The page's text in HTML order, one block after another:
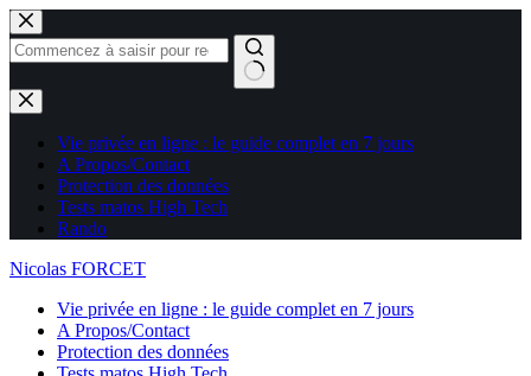
Aucun
résultat
Vie privée en ligne : le guide complet en 7 jours
A Propos/Contact
Protection des données
Tests matos High Tech
Rando
Nicolas FORCET
Vie privée en ligne : le guide complet en 7 jours
A Propos/Contact
Protection des données